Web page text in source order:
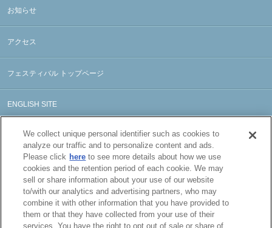
お知らせ
アクセス
フェスティバル トップページ
ENGLISH SITE
We collect unique personal identifier such as cookies to
analyze our traffic and to personalize content and ads.
Please click here to see more details about how we use
cookies and the retention period of each cookie. We may
sell or share information about your use of our website
to/with our analytics and advertising partners, who may
combine it with other information that you have provided to
them or that they have collected from your use of their
services. You have the right to opt out of sale or share of